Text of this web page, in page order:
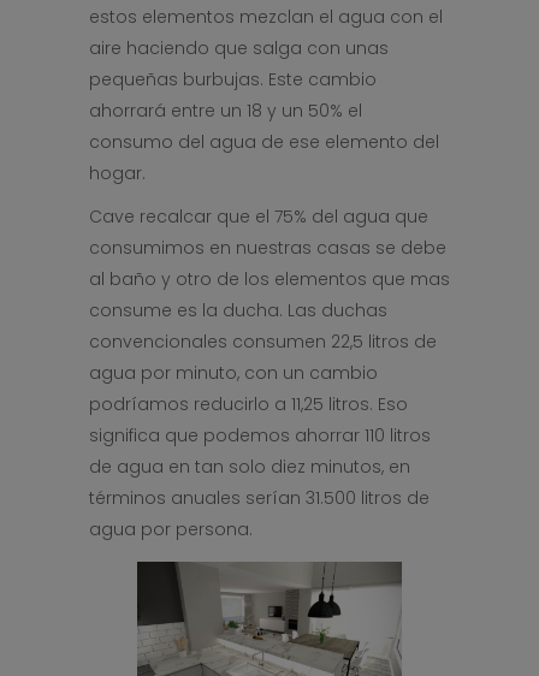
estos elementos mezclan el agua con el
aire haciendo que salga con unas
pequeñas burbujas. Este cambio
ahorrará entre un 18 y un 50% el
consumo del agua de ese elemento del
hogar.
Cave recalcar que el 75% del agua que
consumimos en nuestras casas se debe
al baño y otro de los elementos que mas
consume es la ducha. Las duchas
convencionales consumen 22,5 litros de
agua por minuto, con un cambio
podríamos reducirlo a 11,25 litros. Eso
significa que podemos ahorrar 110 litros
de agua en tan solo diez minutos, en
términos anuales serían 31.500 litros de
agua por persona.